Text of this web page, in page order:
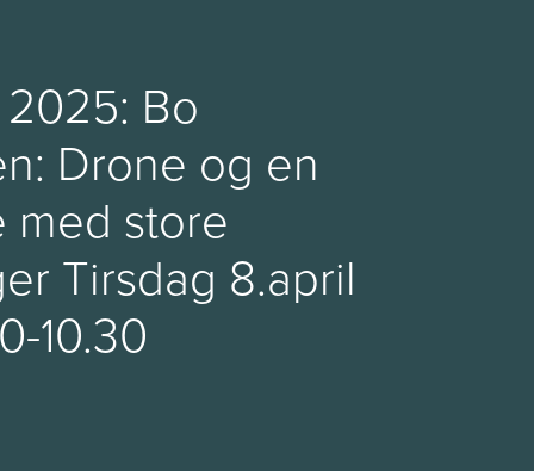
2025: Bo
Drone og en
med store
Tirsdag 8.april
10.30